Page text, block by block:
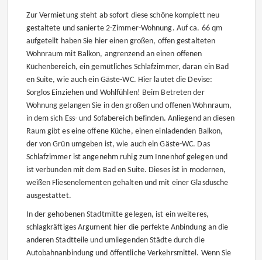
Zur Vermietung steht ab sofort diese schöne komplett neu
gestaltete und sanierte 2-Zimmer-Wohnung. Auf ca. 66 qm
aufgeteilt haben Sie hier einen großen, offen gestalteten
Wohnraum mit Balkon, angrenzend an einen offenen
Küchenbereich, ein gemütliches Schlafzimmer, daran ein Bad
en Suite, wie auch ein Gäste-WC. Hier lautet die Devise:
Sorglos Einziehen und Wohlfühlen! Beim Betreten der
Wohnung gelangen Sie in den großen und offenen Wohnraum,
in dem sich Ess- und Sofabereich befinden. Anliegend an diesen
Raum gibt es eine offene Küche, einen einladenden Balkon,
der von Grün umgeben ist, wie auch ein Gäste-WC. Das
Schlafzimmer ist angenehm ruhig zum Innenhof gelegen und
ist verbunden mit dem Bad en Suite. Dieses ist in modernen,
weißen Fliesenelementen gehalten und mit einer Glasdusche
ausgestattet.
In der gehobenen Stadtmitte gelegen, ist ein weiteres,
schlagkräftiges Argument hier die perfekte Anbindung an die
anderen Stadtteile und umliegenden Städte durch die
Autobahnanbindung und öffentliche Verkehrsmittel. Wenn Sie